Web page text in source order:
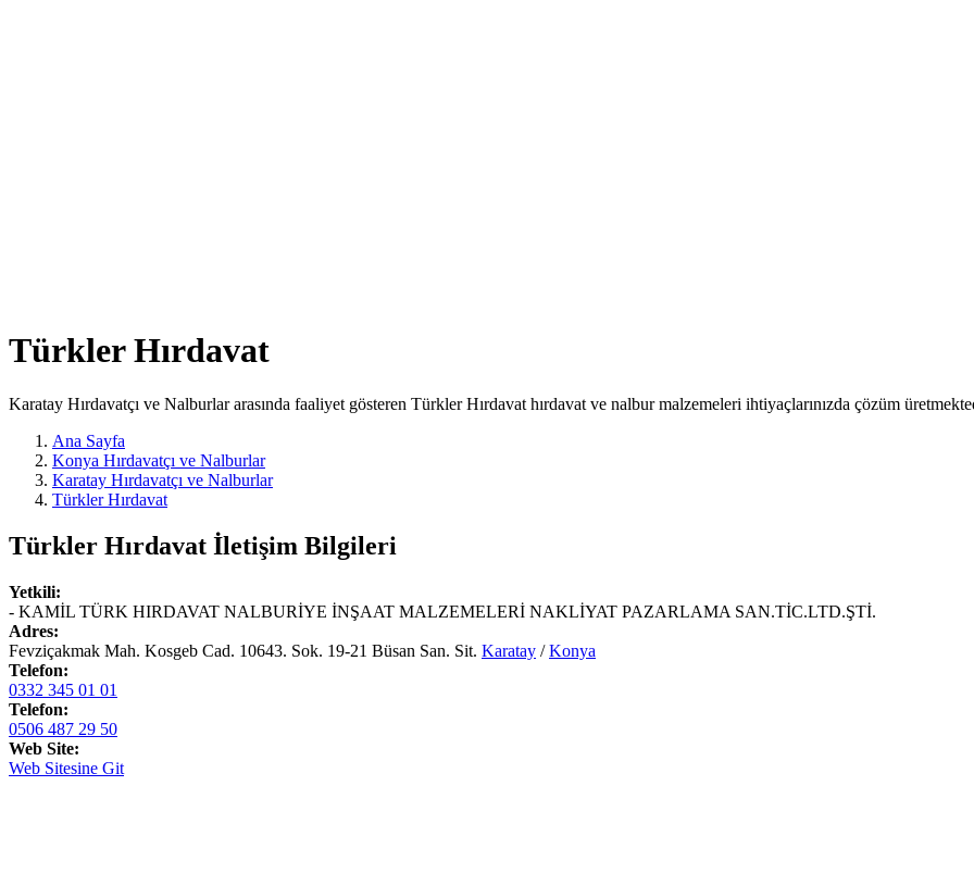
Türkler Hırdavat
Karatay Hırdavatçı ve Nalburlar arasında faaliyet gösteren Türkler Hırdavat hırdavat ve nalbur malzemeleri ihtiyaçlarınızda çözüm
Ana Sayfa
Konya Hırdavatçı ve Nalburlar
Karatay Hırdavatçı ve Nalburlar
Türkler Hırdavat
Türkler Hırdavat İletişim Bilgileri
Yetkili:
- KAMİL TÜRK HIRDAVAT NALBURİYE İNŞAAT MALZEMELERİ NAKLİYAT PAZARLAMA SAN.TİC.LTD.ŞTİ.
Adres:
Fevziçakmak Mah. Kosgeb Cad. 10643. Sok. 19-21 Büsan San. Sit. Karatay /Konya
Telefon:
0332 345 01 01
Telefon:
0506 487 29 50
Web Site:
Web Sitesine Git